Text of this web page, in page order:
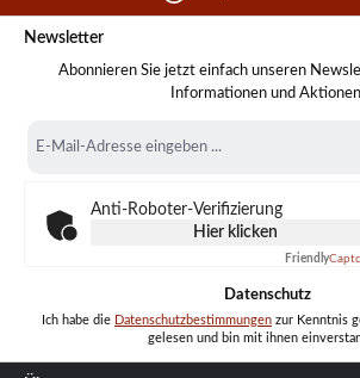
Newsletter
Abonnieren Sie jetzt einfach unseren
Informationen und
Mail-
Anti-Roboter-Verifizierung
Hier klicken
Friendly
Datenschutz
Ich habe die Datenschutzbestimmungen zur Kenntnis
gelesen und bin mit ihnen